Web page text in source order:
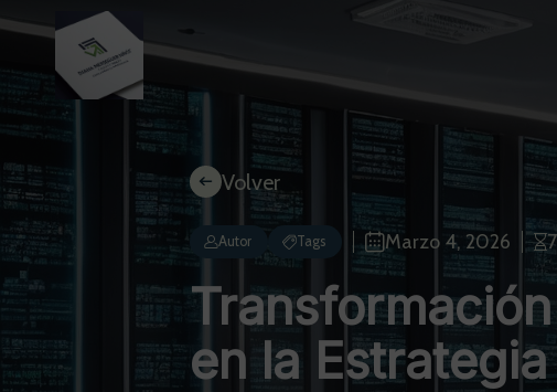
Volver
Autor Tags Marzo 4, 2026
en la